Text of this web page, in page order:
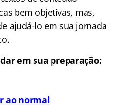
bem objetivas, mas,
ajudá-lo em sua jornada
em sua preparação:
ao normal